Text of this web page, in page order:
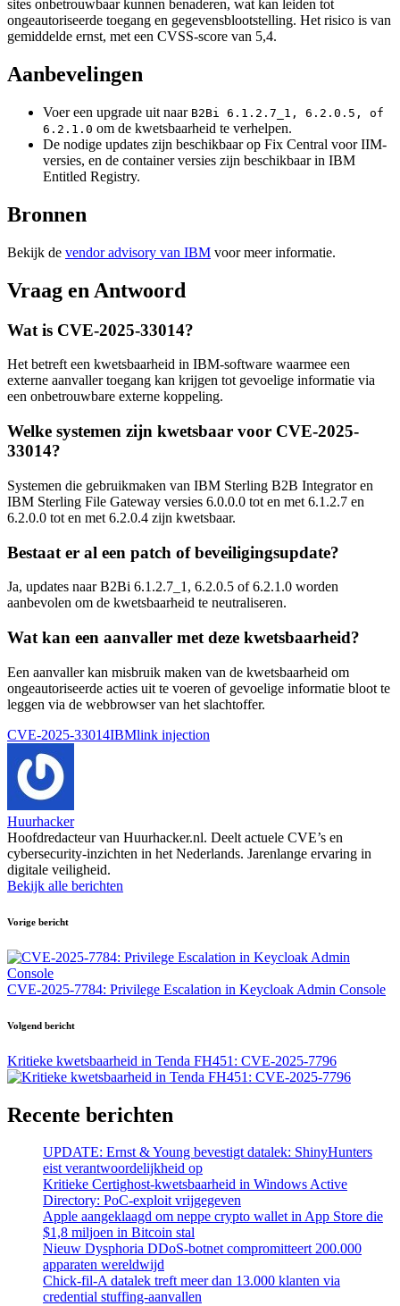
sites onbetrouwbaar kunnen benaderen, wat kan leiden tot
ongeautoriseerde toegang en gegevensblootstelling. Het risico is van
gemiddelde ernst, met een CVSS-score van 5,4.
Aanbevelingen
Voer een upgrade uit naar B2Bi 6.1.2.7_1, 6.2.0.5, of
6.2.1.0 om de kwetsbaarheid te verhelpen.
De nodige updates zijn beschikbaar op Fix Central voor IIM-
versies, en de container versies zijn beschikbaar in IBM
Entitled Registry.
Bronnen
Bekijk de vendor advisory van IBM voor meer informatie.
Vraag en Antwoord
Wat is CVE-2025-33014?
Het betreft een kwetsbaarheid in IBM-software waarmee een
externe aanvaller toegang kan krijgen tot gevoelige informatie via
een onbetrouwbare externe koppeling.
Welke systemen zijn kwetsbaar voor CVE-2025-
33014?
Systemen die gebruikmaken van IBM Sterling B2B Integrator en
IBM Sterling File Gateway versies 6.0.0.0 tot en met 6.1.2.7 en
6.2.0.0 tot en met 6.2.0.4 zijn kwetsbaar.
Bestaat er al een patch of beveiligingsupdate?
Ja, updates naar B2Bi 6.1.2.7_1, 6.2.0.5 of 6.2.1.0 worden
aanbevolen om de kwetsbaarheid te neutraliseren.
Wat kan een aanvaller met deze kwetsbaarheid?
Een aanvaller kan misbruik maken van de kwetsbaarheid om
ongeautoriseerde acties uit te voeren of gevoelige informatie bloot te
leggen via de webbrowser van het slachtoffer.
Tags:
CVE-2025-33014IBMlink injection
Huurhacker
Hoofdredacteur van Huurhacker.nl. Deelt actuele CVE’s en
cybersecurity-inzichten in het Nederlands. Jarenlange ervaring in
digitale veiligheid.
Bekijk alle berichten
Bericht
navigatie
Vorige bericht
CVE-2025-7784: Privilege Escalation in Keycloak Admin Console
Volgend bericht
Kritieke kwetsbaarheid in Tenda FH451: CVE-2025-7796
Recente berichten
UPDATE: Ernst & Young bevestigt datalek: ShinyHunters
eist verantwoordelijkheid op
Kritieke Certighost-kwetsbaarheid in Windows Active
Directory: PoC-exploit vrijgegeven
Apple aangeklaagd om neppe crypto wallet in App Store die
$1,8 miljoen in Bitcoin stal
Nieuw Dysphoria DDoS-botnet compromitteert 200.000
apparaten wereldwijd
Chick-fil-A datalek treft meer dan 13.000 klanten via
credential stuffing-aanvallen